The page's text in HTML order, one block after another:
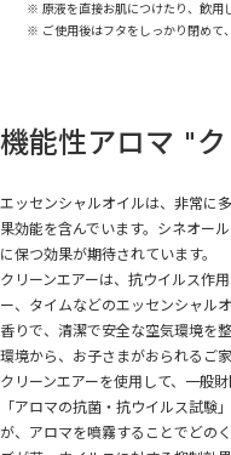
※ 原液を直接お肌につけたり、飲用
※ ご使用後はフタをしっかり閉めて
機能性アロマ "
エッセンシャルオイルは、非常に
果効能を含んでいます。シネオー
に保つ効果が期待されています。
クリーンエアーは、抗ウイルス作
ー、タイムなどのエッセンシャル
香りで、清潔で安全な空気環境を
環境から、お子さまがおられるご
クリーンエアーを使用して、一般
「アロマの抗菌・抗ウイルス試験
が、アロマを噴霧することでどの